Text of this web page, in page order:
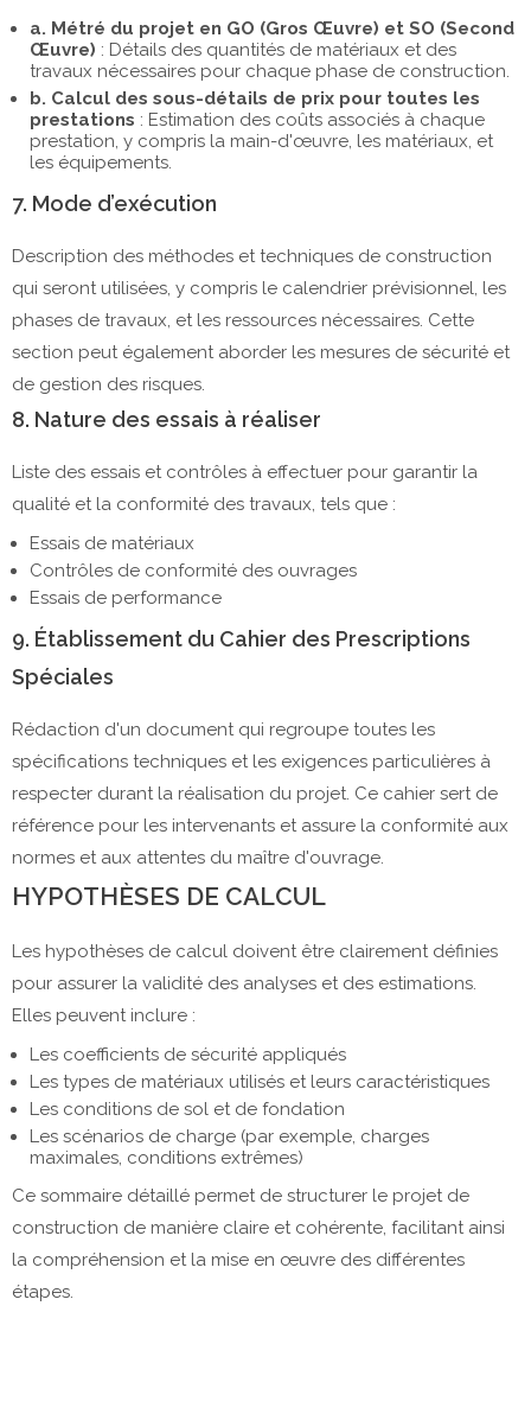
a. Métré du projet en GO (Gros Œuvre) et SO (Second
Œuvre) : Détails des quantités de matériaux et des
travaux nécessaires pour chaque phase de construction.
b. Calcul des sous-détails de prix pour toutes les
prestations : Estimation des coûts associés à chaque
prestation, y compris la main-d'œuvre, les matériaux, et
les équipements.
7. Mode d’exécution
Description des méthodes et techniques de construction
qui seront utilisées, y compris le calendrier prévisionnel, les
phases de travaux, et les ressources nécessaires. Cette
section peut également aborder les mesures de sécurité et
de gestion des risques.
8. Nature des essais à réaliser
Liste des essais et contrôles à effectuer pour garantir la
qualité et la conformité des travaux, tels que :
Essais de matériaux
Contrôles de conformité des ouvrages
Essais de performance
9. Établissement du Cahier des Prescriptions
Spéciales
Rédaction d'un document qui regroupe toutes les
spécifications techniques et les exigences particulières à
respecter durant la réalisation du projet. Ce cahier sert de
référence pour les intervenants et assure la conformité aux
normes et aux attentes du maître d'ouvrage.
HYPOTHÈSES DE CALCUL
Les hypothèses de calcul doivent être clairement définies
pour assurer la validité des analyses et des estimations.
Elles peuvent inclure :
Les coefficients de sécurité appliqués
Les types de matériaux utilisés et leurs caractéristiques
Les conditions de sol et de fondation
Les scénarios de charge (par exemple, charges
maximales, conditions extrêmes)
Ce sommaire détaillé permet de structurer le projet de
construction de manière claire et cohérente, facilitant ainsi
la compréhension et la mise en œuvre des différentes
étapes.